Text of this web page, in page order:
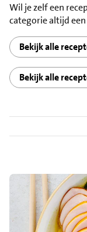
Wil je zelf een
categorie altijd
Bekijk alle
Bekijk alle